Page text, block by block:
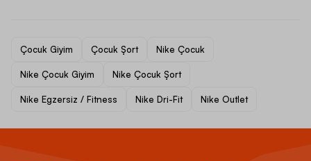
Çocuk Giyim Çocuk Şort Nike Çocuk
Nike Çocuk Giyim Nike Çocuk Şort
Nike Egzersiz / Fitness Nike Dri-Fit Nike Outlet